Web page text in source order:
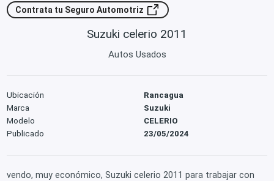
Contrata tu Seguro Automotriz
Suzuki celerio 2011
Autos Usados
Ubicación
Rancagua
Marca
Suzuki
Modelo
CELERIO
Publicado
23/05/2024
vendo, muy económico, Suzuki celerio 2011 para trabajar con